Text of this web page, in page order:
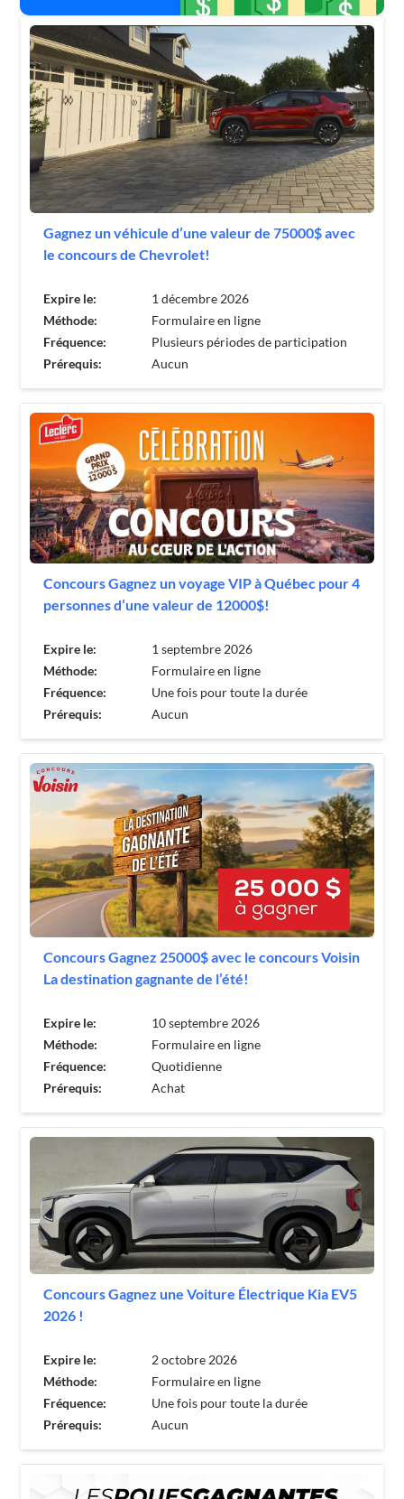
Gagnez un véhicule d’une valeur de 75000$ avec
le concours de Chevrolet!
Expire le:
1 décembre 2026
Méthode:
Formulaire en ligne
Fréquence:
Plusieurs périodes de participation
Prérequis:
Aucun
Concours Gagnez un voyage VIP à Québec pour 4
personnes d’une valeur de 12000$!
Expire le:
1 septembre 2026
Méthode:
Formulaire en ligne
Fréquence:
Une fois pour toute la durée
Prérequis:
Aucun
Concours Gagnez 25000$ avec le concours Voisin
La destination gagnante de l’été!
Expire le:
10 septembre 2026
Méthode:
Formulaire en ligne
Fréquence:
Quotidienne
Prérequis:
Achat
Concours Gagnez une Voiture Électrique Kia EV5
2026 !
Expire le:
2 octobre 2026
Méthode:
Formulaire en ligne
Fréquence:
Une fois pour toute la durée
Prérequis:
Aucun